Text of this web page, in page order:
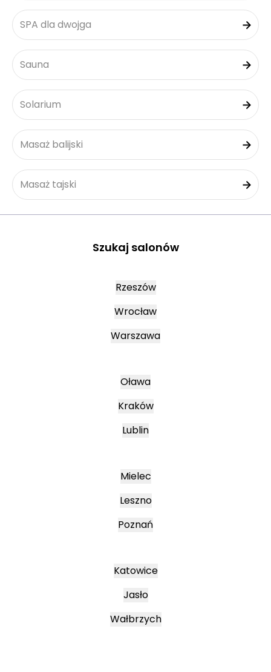
SPA dla dwojga
Sauna
Solarium
Masaż balijski
Masaż tajski
Szukaj salonów
Rzeszów
Wrocław
Warszawa
Oława
Kraków
Lublin
Mielec
Leszno
Poznań
Katowice
Jasło
Wałbrzych